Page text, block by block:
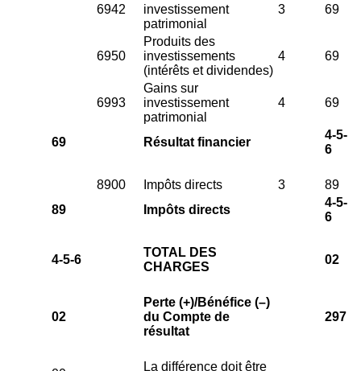
6942
investissement
patrimonial
3 69
6950
Produits des
investissements
(intérêts et dividendes)
4 69
6993
Gains sur
investissement
patrimonial
4 69
69 Résultat financier
4-5-
6
8900 Impôts directs 3
89
89
Impôts directs
4-5-
6
4-5-6
TOTAL DES
CHARGES
02
02
Perte (+)/Bénéfice (–)
du Compte de
résultat
297
La différence doit être